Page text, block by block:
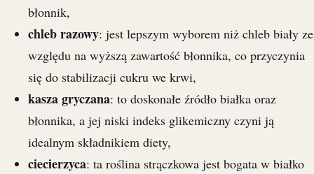
błonnik,
chleb razowy: jest lepszym wyborem niż chleb biały ze
względu na wyższą zawartość błonnika, co przyczynia
się do stabilizacji cukru we krwi,
kasza gryczana: to doskonałe źródło białka oraz
błonnika, a jej niski indeks glikemiczny czyni ją
idealnym składnikiem diety,
ciecierzyca: ta roślina strączkowa jest bogata w białko